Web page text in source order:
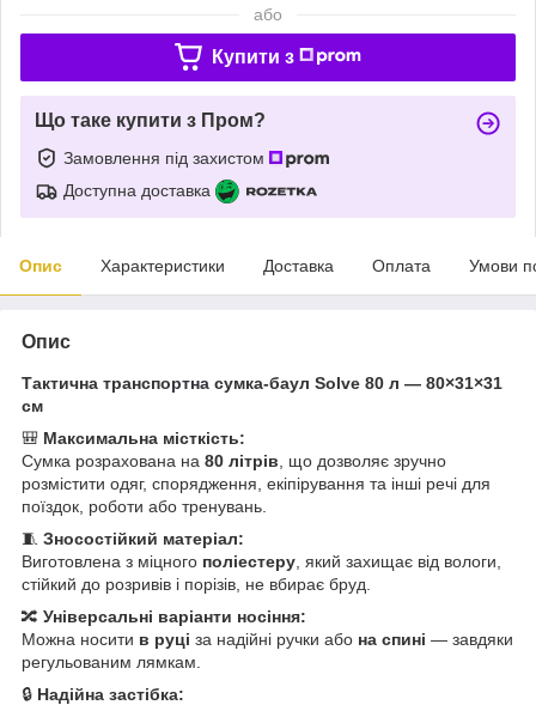
або
Купити з
Що таке купити з Пром?
Замовлення під захистом
Доступна доставка
Опис Характеристики Доставка Оплата Умови
Опис
Тактична транспортна сумка-баул Solve 80 л — 80×31×31
см
🎒 Максимальна місткість:
Сумка розрахована на 80 літрів , що дозволяє зручно
розмістити одяг, спорядження, екіпірування та інші речі для
поїздок, роботи або тренувань.
🧵 Зносостійкий матеріал:
Виготовлена з міцного поліестеру , який захищає від вологи,
стійкий до розривів і порізів, не вбирає бруд.
🔀 Універсальні варіанти носіння:
Можна носити в руці за надійні ручки або на спині — завдяки
регульованим лямкам.
🔒 Надійна застібка: